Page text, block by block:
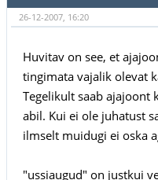
26-12-2007, 16:20
Huvitav on see, et
tingimata vajalik olevat
Tegelikult saab ajajoont
abil. Kui ei ole juhatust
ilmselt muidugi ei oska
"ussiaugud" on justkui